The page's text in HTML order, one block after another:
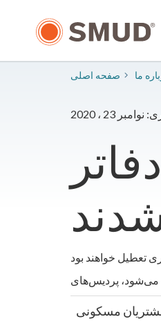
صفحه اصلی ما
23 ، 2020
دفاتر SMUD به دلیل تعطیلات شکرگزاری
مسکونی